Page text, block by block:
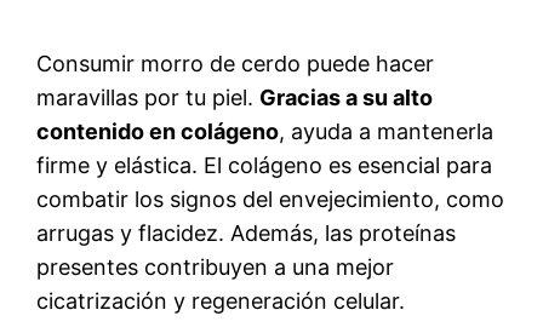
Consumir morro de cerdo puede hacer
maravillas por tu piel. Gracias a su alto
contenido en colágeno, ayuda a mantenerla
firme y elástica. El colágeno es esencial para
combatir los signos del envejecimiento, como
arrugas y flacidez. Además, las proteínas
presentes contribuyen a una mejor
cicatrización y regeneración celular.